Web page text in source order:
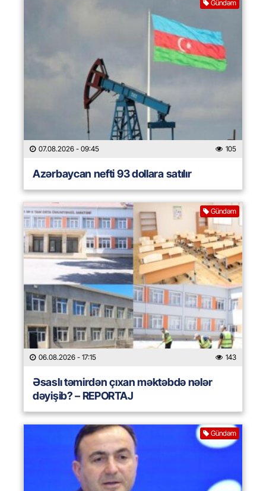
Gündəm
07.08.2026 - 09:45 105
Azərbaycan nefti 93 dollara satılır
Gündəm
06.08.2026 - 17:15 143
Əsaslı təmirdən çıxan məktəbdə nələr
dəyişib? – REPORTAJ
Gündəm